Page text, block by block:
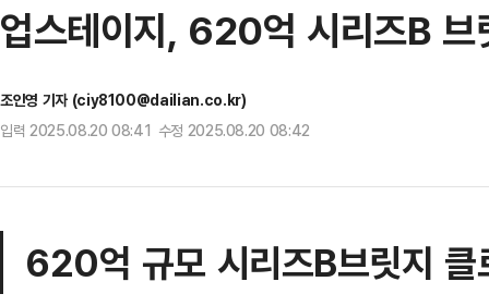
업스테이지, 620억 시리즈B
조인영 기자 (ciy8100@dailian.co.kr)
입력 2025.08.20 08:41 수정 2025.08.20 08:42
620억 규모 시리즈B브릿지 클